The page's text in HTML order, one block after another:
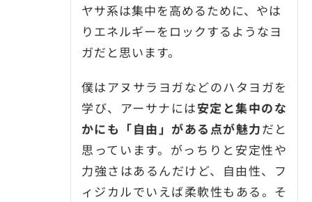
ヤサ系は集中を高めるために、やは
りエネルギーをロックするようなヨ
ガだと思います。
僕はアヌサラヨガなどのハタヨガを
学び、アーサナには安定と集中のな
かにも「自由」がある点が魅力だと
思っています。がっちりと安定性や
力強さはあるんだけど、自由性、フ
ィジカルでいえば柔軟性もある。そ